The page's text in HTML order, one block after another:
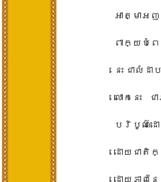
អាត្មាអ
ពាក្យ​បំព
នេះ​ ជា​
លោក​នេះ​
បរិបូណ៌​ដ
ដោយ​ជា
ដោយ​ភា